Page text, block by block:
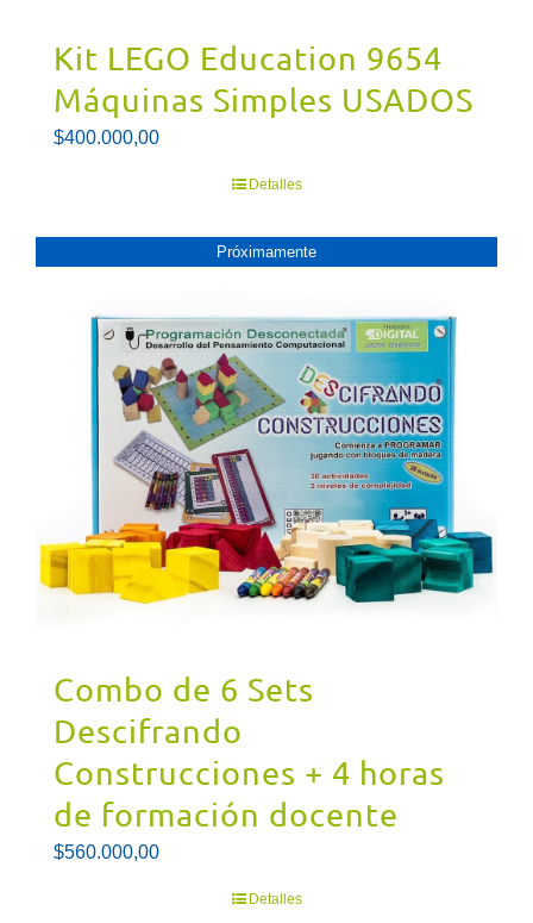
Kit LEGO Education 9654
Máquinas Simples USADOS
$400.000,00
Detalles
Próximamente
PRóXIMAMENTE
Combo de 6 Sets
Descifrando
Construcciones + 4 horas
de formación docente
$560.000,00
Detalles